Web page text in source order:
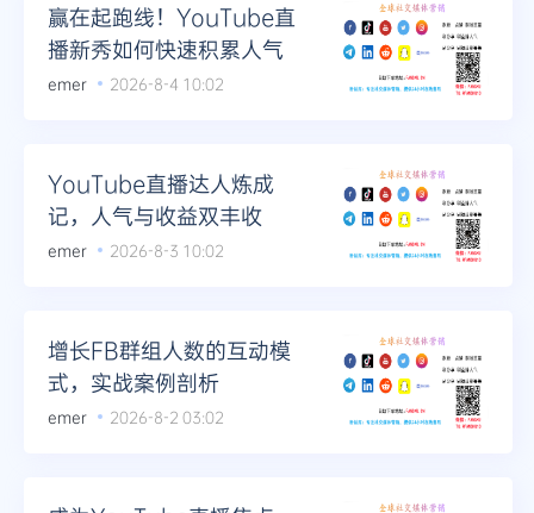
赢在起跑线！YouTube直
播新秀如何快速积累人气
emer 2026-8-4 10:02
YouTube直播达人炼成
记，人气与收益双丰收
emer 2026-8-3 10:02
增长FB群组人数的互动模
式，实战案例剖析
emer 2026-8-2 03:02